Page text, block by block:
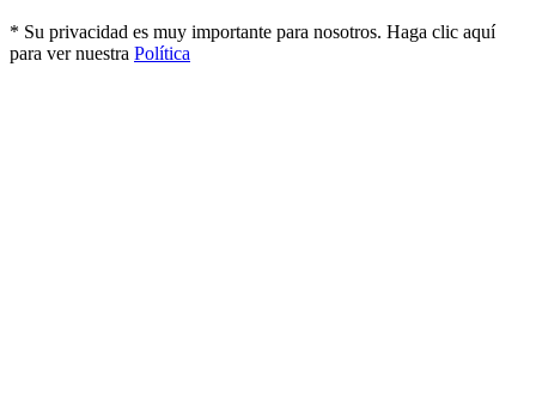
* Su privacidad es muy importante para nosotros. Haga clic aquí
para ver nuestra Política